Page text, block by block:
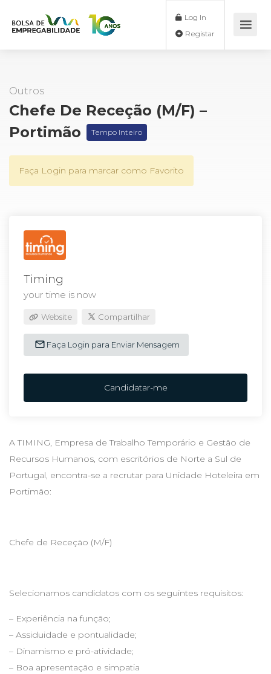
Log In
Outros
Chefe De Receção (M/F) –
Portimão
Tempo Inteiro
Faça Login para marcar como Favorito
Timing
your time is now
Website Compartilhar
Faça Login para Enviar Mensagem
Candidatar-me
A TIMING, Empresa de Trabalho Temporário e Gestão de
Recursos Humanos, com escritórios de Norte a Sul de
Portugal, encontra-se a recrutar para Unidade Hoteleira em
Portimão:
Chefe de Receção (M/F)
Selecionamos candidatos com os seguintes requisitos:
– Experiência na função;
– Assiduidade e pontualidade;
– Dinamismo e pró-atividade;
– Boa apresentação e simpatia